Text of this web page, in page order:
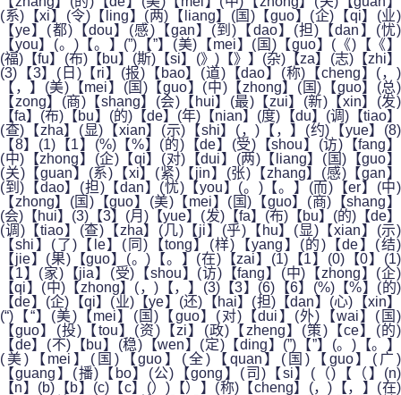
(系)【xi】(令)【ling】(两)【liang】(国)【guo】(企)【qi】(业)
【ye】(都)【dou】(感)【gan】(到)【dao】(担)【dan】(忧)
【you】(。)【。】(”)【”】(美)【mei】(国)【guo】(《)【《】
(福)【fu】(布)【bu】(斯)【si】(》)【》】(杂)【za】(志)【zhi】
(3)【3】(日)【ri】(报)【bao】(道)【dao】(称)【cheng】(，)
【，】(美)【mei】(国)【guo】(中)【zhong】(国)【guo】(总)
【zong】(商)【shang】(会)【hui】(最)【zui】(新)【xin】(发)
【fa】(布)【bu】(的)【de】(年)【nian】(度)【du】(调)【tiao】
(查)【zha】(显)【xian】(示)【shi】(，)【，】(约)【yue】(8)
【8】(1)【1】(%)【%】(的)【de】(受)【shou】(访)【fang】
(中)【zhong】(企)【qi】(对)【dui】(两)【liang】(国)【guo】
(关)【guan】(系)【xi】(紧)【jin】(张)【zhang】(感)【gan】
(到)【dao】(担)【dan】(忧)【you】(。)【。】(而)【er】(中)
【zhong】(国)【guo】(美)【mei】(国)【guo】(商)【shang】
(会)【hui】(3)【3】(月)【yue】(发)【fa】(布)【bu】(的)【de】
(调)【tiao】(查)【zha】(几)【ji】(乎)【hu】(显)【xian】(示)
【shi】(了)【le】(同)【tong】(样)【yang】(的)【de】(结)
【jie】(果)【guo】(。)【。】(在)【zai】(1)【1】(0)【0】(1)
【1】(家)【jia】(受)【shou】(访)【fang】(中)【zhong】(企)
【qi】(中)【zhong】(，)【，】(3)【3】(6)【6】(%)【%】(的)
【de】(企)【qi】(业)【ye】(还)【hai】(担)【dan】(心)【xin】
(“)【“】(美)【mei】(国)【guo】(对)【dui】(外)【wai】(国)
【guo】(投)【tou】(资)【zi】(政)【zheng】(策)【ce】(的)
【de】(不)【bu】(稳)【wen】(定)【ding】(”)【”】(。)【。】
(美)【mei】(国)【guo】(全)【quan】(国)【guo】(广)
【guang】(播)【bo】(公)【gong】(司)【si】(（)【（】(n)
【n】(b)【b】(c)【c】(）)【）】(称)【cheng】(，)【，】(在)